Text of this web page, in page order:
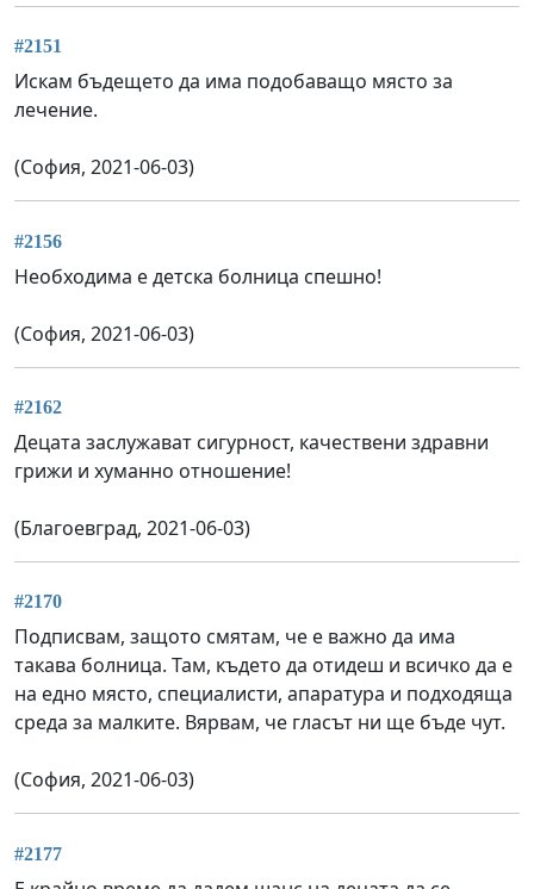
#2151
Искам бъдещето да има подобаващо място за
лечение.
(София, 2021-06-03)
#2156
Необходима е детска болница спешно!
(София, 2021-06-03)
#2162
Децата заслужават сигурност, качествени здравни
грижи и хуманно отношение!
(Благоевград, 2021-06-03)
#2170
Подписвам, защото смятам, че е важно да има
такава болница. Там, където да отидеш и всичко да е
на едно място, специалисти, апаратура и подходяща
среда за малките. Вярвам, че гласът ни ще бъде чут.
(София, 2021-06-03)
#2177